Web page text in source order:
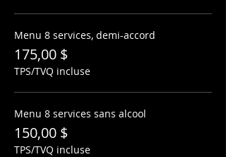
Menu 8 services, demi-accord
175,00 $
TPS/TVQ incluse
Menu 8 services sans alcool
150,00 $
TPS/TVQ incluse